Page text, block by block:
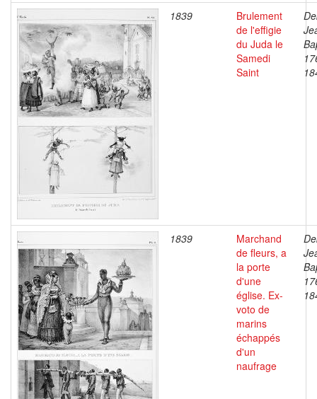
1839
Brulement
de l'effigie
du Juda le
Samedi
Saint
1839
Marchand
de fleurs, a
la porte
d'une
église. Ex-
voto de
marins
échappés
d'un
naufrage